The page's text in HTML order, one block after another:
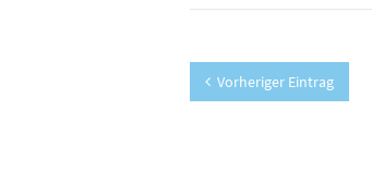
Vorheriger Eintrag